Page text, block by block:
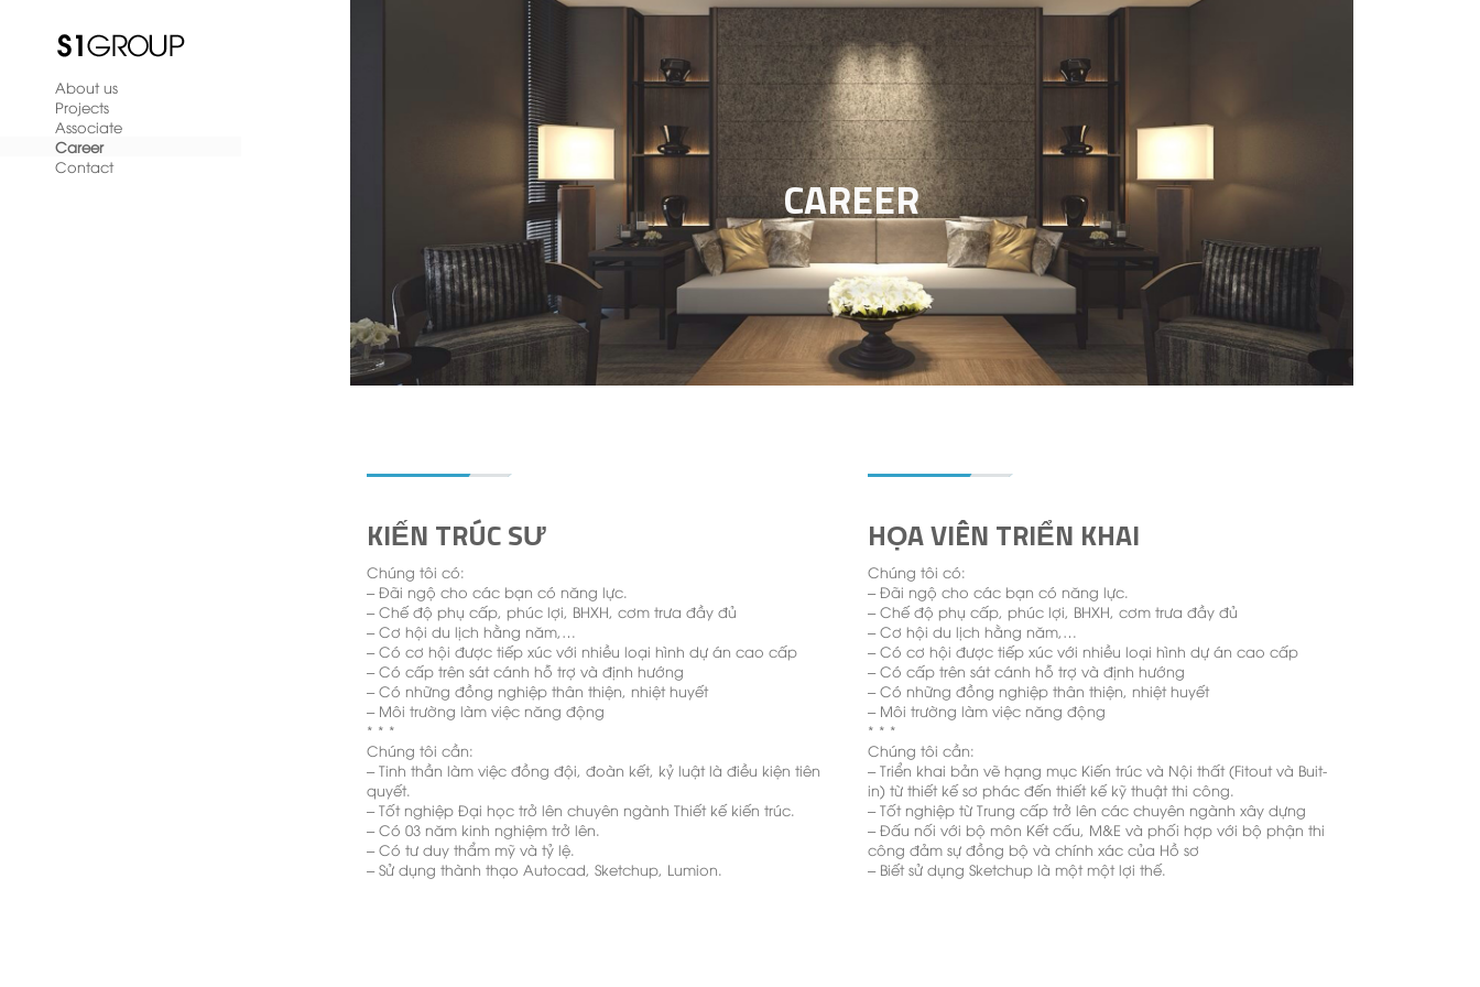
About us
Projects
Associate
Career
Contact
CAREER
KIẾN TRÚC SƯ
Chúng tôi có:
– Đãi ngộ cho các bạn có năng lực.
– Chế độ phụ cấp, phúc lợi, BHXH, cơm trưa đầy đủ
– Cơ hội du lịch hằng năm,…
– Có cơ hội được tiếp xúc với nhiều loại hình dự án cao cấp
– Có cấp trên sát cánh hỗ trợ và định hướng
– Có những đồng nghiệp thân thiện, nhiệt huyết
– Môi trường làm việc năng động
* * *
Chúng tôi cần:
– Tinh thần làm việc đồng đội, đoàn kết, kỷ luật là điều kiện tiên
quyết.
– Tốt nghiệp Đại học trở lên chuyên ngành Thiết kế kiến trúc.
– Có 03 năm kinh nghiệm trở lên.
– Có tư duy thẩm mỹ và tỷ lệ.
– Sử dụng thành thạo Autocad, Sketchup, Lumion.
HỌA VIÊN TRIỂN KHAI
Chúng tôi có:
– Đãi ngộ cho các bạn có năng lực.
– Chế độ phụ cấp, phúc lợi, BHXH, cơm trưa đầy đủ
– Cơ hội du lịch hằng năm,…
– Có cơ hội được tiếp xúc với nhiều loại hình dự án cao cấp
– Có cấp trên sát cánh hỗ trợ và định hướng
– Có những đồng nghiệp thân thiện, nhiệt huyết
– Môi trường làm việc năng động
* * *
Chúng tôi cần:
– Triển khai bản vẽ hạng mục Kiến trúc và Nội thất (Fitout và Buit-
in) từ thiết kế sơ phác đến thiết kế kỹ thuật thi công.
– Tốt nghiệp từ Trung cấp trở lên các chuyên ngành xây dựng
– Đấu nối với bộ môn Kết cấu, M&E và phối hợp với bộ phận thi
công đảm sự đồng bộ và chính xác của Hồ sơ
– Biết sử dụng Sketchup là một một lợi thế.